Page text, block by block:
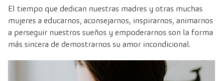
El tiempo que dedican nuestras madres y otras muchas
mujeres a educarnos, aconsejarnos, inspirarnos, animarnos
a perseguir nuestros sueños y empoderarnos son la forma
más sincera de demostrarnos su amor incondicional.